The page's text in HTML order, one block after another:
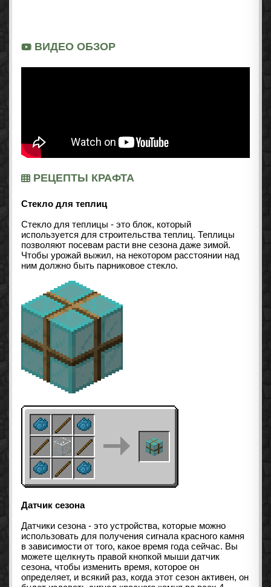
ВИДЕО ОБЗОР
РЕЦЕПТЫ КРАФТА
Стекло для теплиц
Стекло для теплицы - это блок, который
используется для строительства теплиц. Теплицы
позволяют посевам расти вне сезона даже зимой.
Чтобы урожай выжил, на некотором расстоянии над
ним должно быть парниковое стекло.
Датчик сезона
Датчики сезона - это устройства, которые можно
использовать для получения сигнала красного камня
в зависимости от того, какое время года сейчас. Вы
можете щелкнуть правой кнопкой мыши датчик
сезона, чтобы изменить время, которое он
определяет, и всякий раз, когда этот сезон активен, он